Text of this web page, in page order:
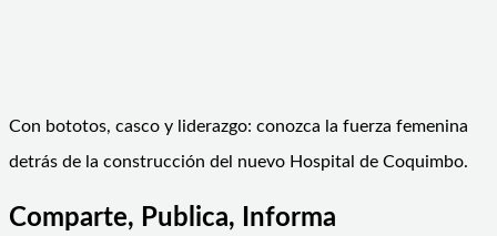
Con bototos, casco y liderazgo: conozca la fuerza femenina
detrás de la construcción del nuevo Hospital de Coquimbo.
Comparte, Publica, Informa